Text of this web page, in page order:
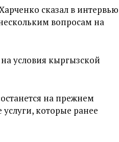
сказал в интервью
вопросам на
условия кыргызской
на прежнем
которые ранее